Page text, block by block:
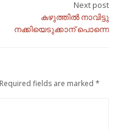
Next post
കഴുത്തിൽ നാവിട്ടു
നക്കിയെടുക്കാന് പൊന്നെ
Required fields are marked *